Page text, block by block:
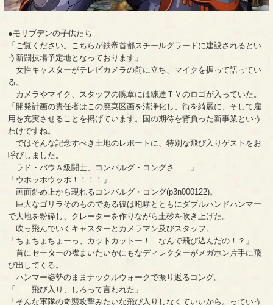
●モリブデンの子供たち
「ご覧ください。こちらが鉄帝首都スチールグラードに建設されるとい
う新闘技場予定地となっております」
女性キャスターがテレビカメラの前に立ち、マイクを握って語ってい
る。
カメラやマイク、スタッフの腕章には練達ＴＶのロゴが入っていた。
「開発計画の責任者はこの廃棄区画を清浄化し、街を綺麗に、そして雇
用を充実させることを掲げています。国の期待を背負った新事業という
わけですね。
ではそんな記念すべき土地のレポートに、特別な飛び入りゲストをお
呼びしました。
ラド・バウＡ級闘士、コンバルグ・コングさ――」
「ウホッホウッホ！！！！」
画面斜め上から現れるコンバルグ・コング(p3n000122)。
巨大なゴリラそのものである彼は咆哮とともにダブルハンドハンマー
で大地を粉砕し、クレーターを作りながら土砂を吹き上げた。
吹っ飛んでいくキャスターとカメラマン及びスタッフ。
「ちょちょちょーっ、カットカットー！ なんで飛び込んだの！？」
首にセーターの襟まいたいかにもなディレクターがメガホン片手に飛
び出してくる。
ハンマー姿勢のままナックルウォークで振り返るコング。
「……飛び入り、しろって言われた」
「そんな軍隊の奇襲攻撃みたいな飛び入りしなくていいから。っていう